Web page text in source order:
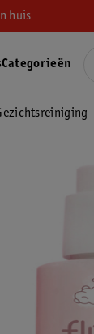
huis
Categorieën